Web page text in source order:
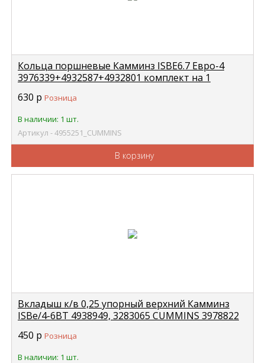
Кольца поршневые Камминз ISBE6.7 Евро-4
3976339+4932587+4932801 комплект на 1
630 р Розница
В наличии: 1 шт.
Артикул - 4955251_CUMMINS
В корзину
Вкладыш к/в 0,25 упорный верхний Камминз
ISBe/4-6BT 4938949, 3283065 CUMMINS 3978822
450 р Розница
В наличии: 1 шт.